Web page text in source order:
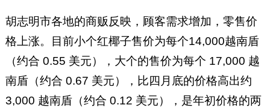
胡志明市各地的商贩反映，顾客需求增加，零售价
格上涨。目前小个红椰子售价为每个14,000越南盾
（约合 0.55 美元），大个的售价为每个 17,000 越
南盾（约合 0.67 美元），比四月底的价格高出约
3,000 越南盾（约合 0.12 美元），是年初价格的两